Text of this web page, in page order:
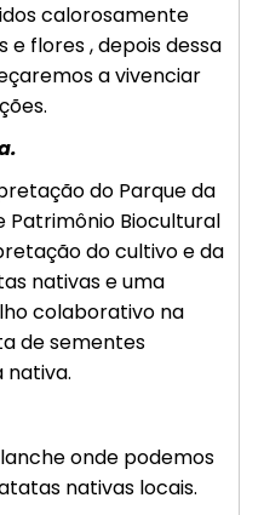
calorosamente
e flores , depois dessa
a vivenciar
do Parque da
Biocultural
do cultivo e da
nativas e uma
colaborativo na
de sementes
onde podemos
nativas locais.